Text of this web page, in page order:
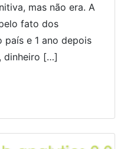
mas não era. A
fato dos
país e 1 ano depois
dinheiro […]